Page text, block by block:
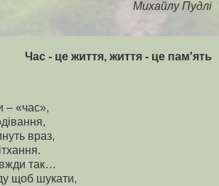
Михайлу Пудлі
Час - це життя, життя - це пам'ять
– «час»,
враз,
так…
щоб шукати,